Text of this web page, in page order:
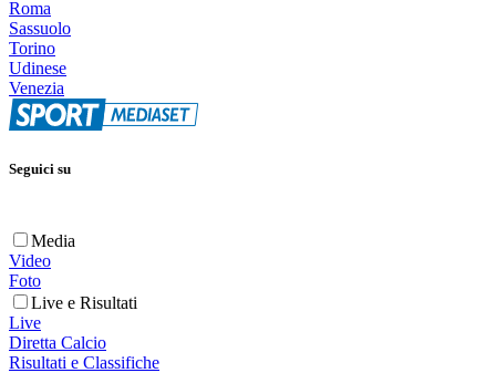
Roma
Sassuolo
Torino
Udinese
Venezia
Seguici su
Media
Video
Foto
Live e Risultati
Live
Diretta Calcio
Risultati e Classifiche